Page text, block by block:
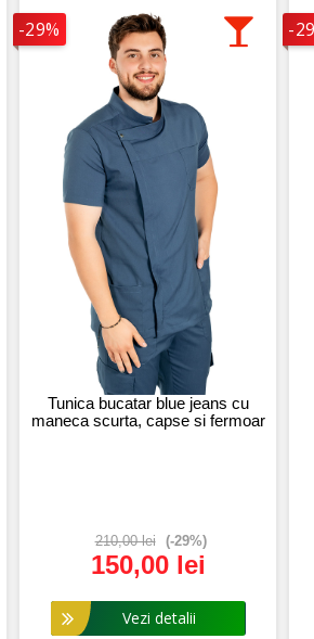
-29%
Tunica bucatar blue jeans cu
maneca scurta, capse si fermoar
210,00 lei (-29%)
150,00 lei
Vezi detalii
-